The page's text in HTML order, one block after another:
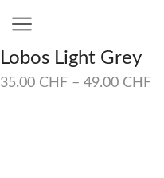
Lobos Light Grey
35.00 CHF – 49.00 CHF